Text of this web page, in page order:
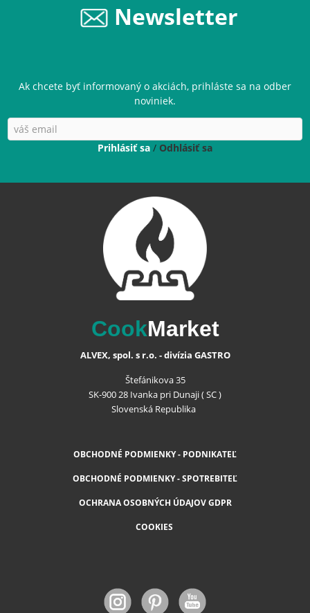
Newsletter
Ak chcete byť informovaný o akciách, prihláste sa na odber
noviniek.
Prihlásiť sa / Odhlásiť sa
CookMarket
ALVEX, spol. s r.o. - divízia GASTRO
Štefánikova 35
SK-900 28 Ivanka pri Dunaji ( SC )
Slovenská Republika
OBCHODNÉ PODMIENKY - PODNIKATEĽ
OBCHODNÉ PODMIENKY - SPOTREBITEĽ
OCHRANA OSOBNÝCH ÚDAJOV GDPR
COOKIES